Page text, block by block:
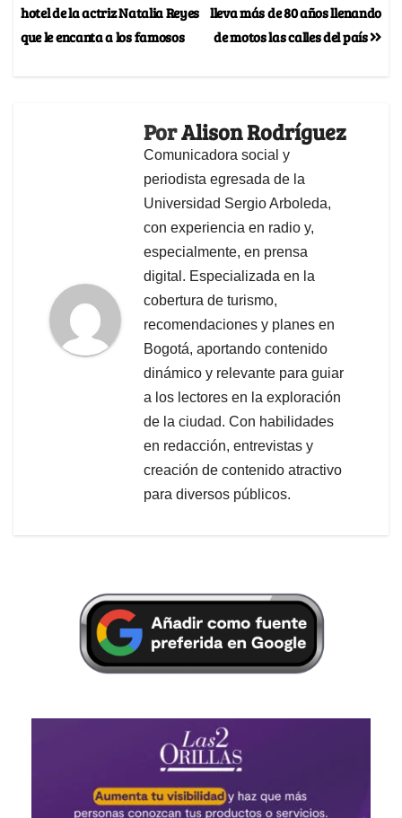
lleva más de 80 años llenando
de motos las calles del país
hotel de la actriz Natalia Reyes
que le encanta a los famosos
PorAlison Rodríguez
Comunicadora social y
periodista egresada de la
Universidad Sergio Arboleda,
con experiencia en radio y,
especialmente, en prensa
digital. Especializada en la
cobertura de turismo,
recomendaciones y planes en
Bogotá, aportando contenido
dinámico y relevante para guiar
a los lectores en la exploración
de la ciudad. Con habilidades
en redacción, entrevistas y
creación de contenido atractivo
para diversos públicos.